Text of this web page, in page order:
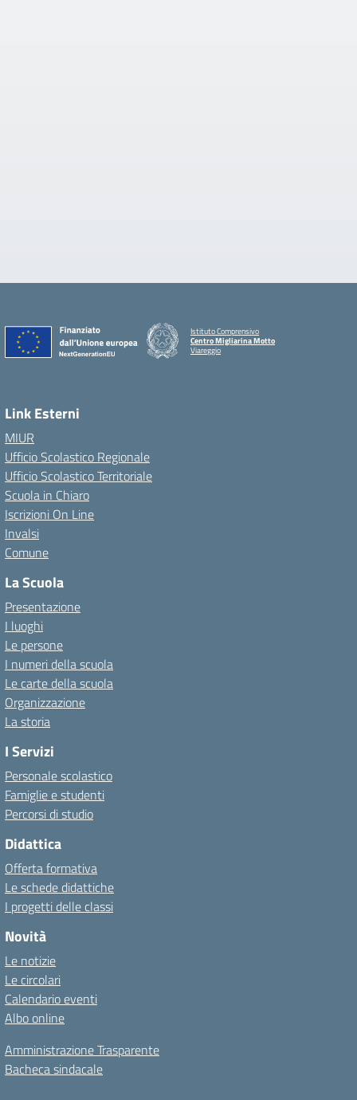
Istituto Comprensivo
Centro Migliarina Motto
Viareggio
Link Esterni
MIUR
Ufficio Scolastico Regionale
Ufficio Scolastico Territoriale
Scuola in Chiaro
Iscrizioni On Line
Invalsi
Comune
La Scuola
Presentazione
I luoghi
Le persone
I numeri della scuola
Le carte della scuola
Organizzazione
La storia
I Servizi
Personale scolastico
Famiglie e studenti
Percorsi di studio
Didattica
Offerta formativa
Le schede didattiche
I progetti delle classi
Novità
Le notizie
Le circolari
Calendario eventi
Albo online
Amministrazione Trasparente
Bacheca sindacale